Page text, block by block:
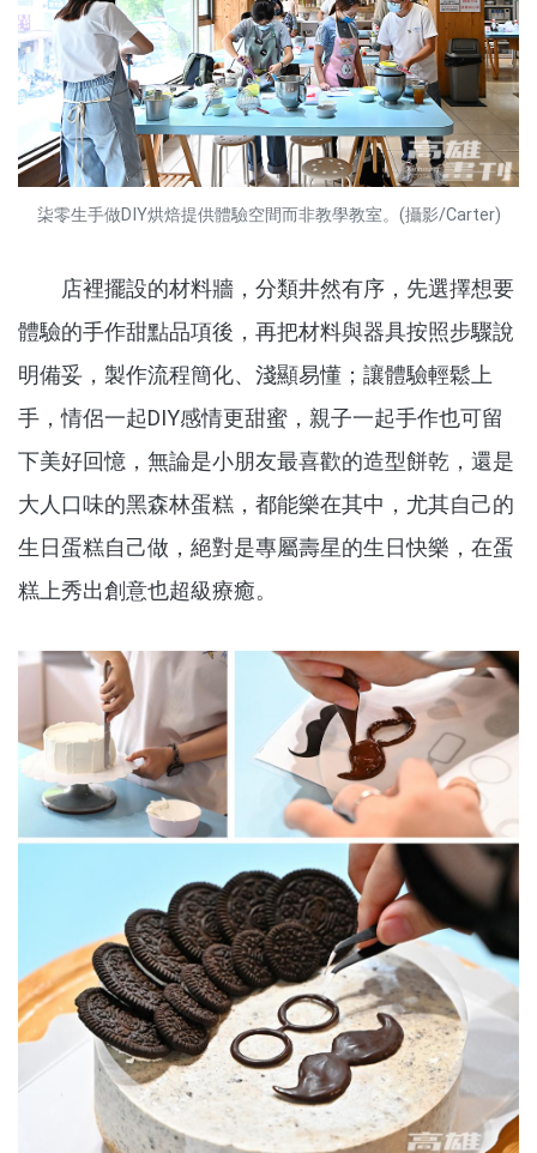
柒零生手做DIY烘焙提供體驗空間而非教學教室。(攝影/Carter)
店裡擺設的材料牆，分類井然有序，先選擇想要
體驗的手作甜點品項後，再把材料與器具按照步驟說
明備妥，製作流程簡化、淺顯易懂；讓體驗輕鬆上
手，情侶一起DIY感情更甜蜜，親子一起手作也可留
下美好回憶，無論是小朋友最喜歡的造型餅乾，還是
大人口味的黑森林蛋糕，都能樂在其中，尤其自己的
生日蛋糕自己做，絕對是專屬壽星的生日快樂，在蛋
糕上秀出創意也超級療癒。